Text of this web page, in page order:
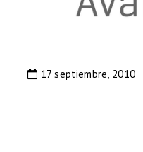
17 septiembre, 2010